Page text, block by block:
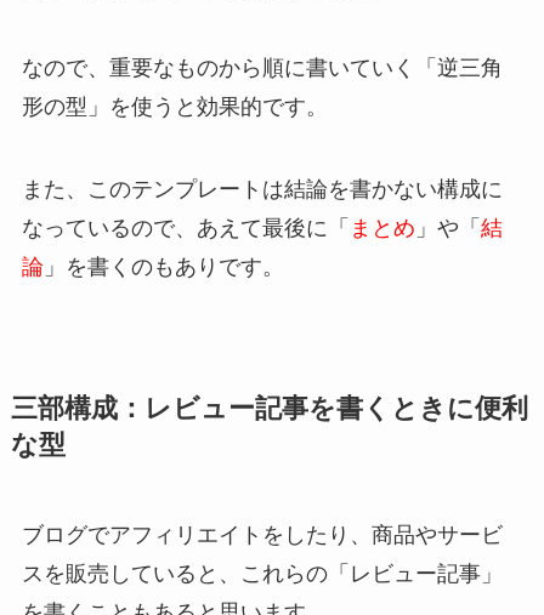
なので、重要なものから順に書いていく「逆三角
形の型」を使うと効果的です。
また、このテンプレートは結論を書かない構成に
なっているので、あえて最後に「 まとめ 」や「 結
論 」を書くのもありです。
三部構成：レビュー記事を書くときに便利
な型
ブログでアフィリエイトをしたり、商品やサービ
スを販売していると、これらの「レビュー記事」